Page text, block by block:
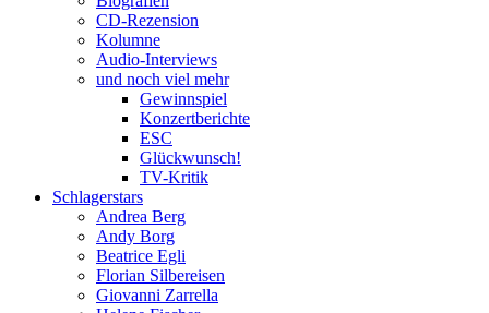
CD-Rezension
Kolumne
Audio-Interviews
und noch viel mehr
Gewinnspiel
Konzertberichte
ESC
Glückwunsch!
TV-Kritik
Schlagerstars
Andrea Berg
Andy Borg
Beatrice Egli
Florian Silbereisen
Giovanni Zarrella